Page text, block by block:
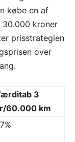
købe en af
30.000 kroner
prisstrategien
over
3
60.000 km